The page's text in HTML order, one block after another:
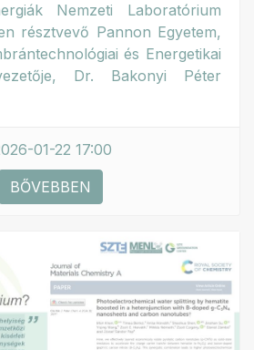
Nemzeti Laboratórium
résztvevő Pannon Egyetem,
és Energetikai
Dr. Bakonyi Péter
01-22 17:00
BŐVEBBEN